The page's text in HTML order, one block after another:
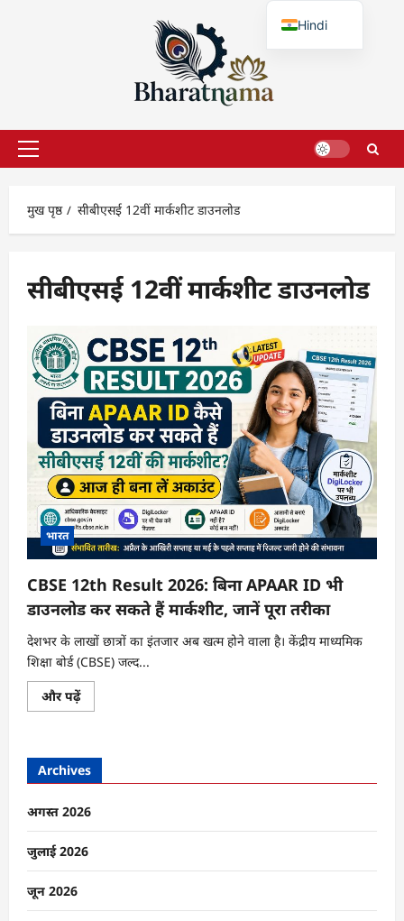
प्राथमिक
मुख पृष्ठ
सीबीएसई 12वीं मार्कशीट डाउनलोड
सीबीएसई 12वीं मार्कशीट डाउनलोड
भारत
CBSE 12th Result 2026: बिना APAAR ID भी
डाउनलोड कर सकते हैं मार्कशीट, जानें पूरा तरीका
देशभर के लाखों छात्रों का इंतजार अब खत्म होने वाला है। केंद्रीय माध्यमिक
शिक्षा बोर्ड (CBSE) जल्द...
और पढ़ेंCBSE
12th
APAAR
ID
भी
कर
सकते
हैं
मार्कशीट,
जानें
पूरा
बारे
Archives
अगस्त 2026
जुलाई 2026
जून 2026
Hindi